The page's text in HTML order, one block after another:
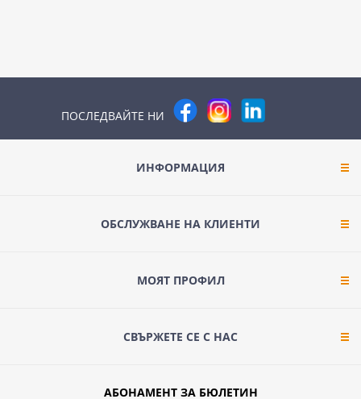
ПОСЛЕДВАЙТЕ НИ
ИНФОРМАЦИЯ
ОБСЛУЖВАНЕ НА КЛИЕНТИ
МОЯТ ПРОФИЛ
СВЪРЖЕТЕ СЕ С НАС
АБОНАМЕНТ ЗА БЮЛЕТИН